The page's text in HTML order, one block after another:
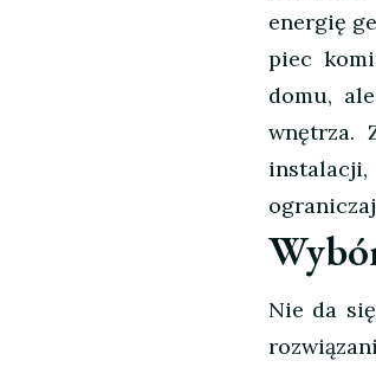
kominkowymenergię
piec
domu,
wnętrza.
Nie da